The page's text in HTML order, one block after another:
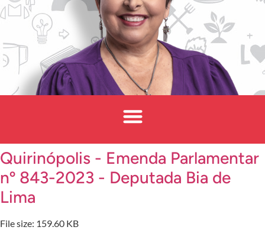
Quirinópolis - Emenda Parlamentar
nº 843-2023 - Deputada Bia de
Lima
File size: 159.60 KB